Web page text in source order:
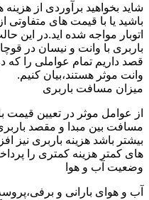
شاید بخواهید برآوردی از
باشید یا با قیمت های
اتوبار مواجه شده اید.در این
باربری با وانت و نیسان در
قصد داریم تمام عواملی را که
وانت موثر هستند،بیان کنیم.
میزان مسافت باربری
از عوامل موثر در تعیین قیمت
مسافت بین مبدا و مقصد
بیشتر باشد هزینه باربری
های کمتر هزینه کمتری را
وضعیت آب و هوا
آب و هوای بارانی و